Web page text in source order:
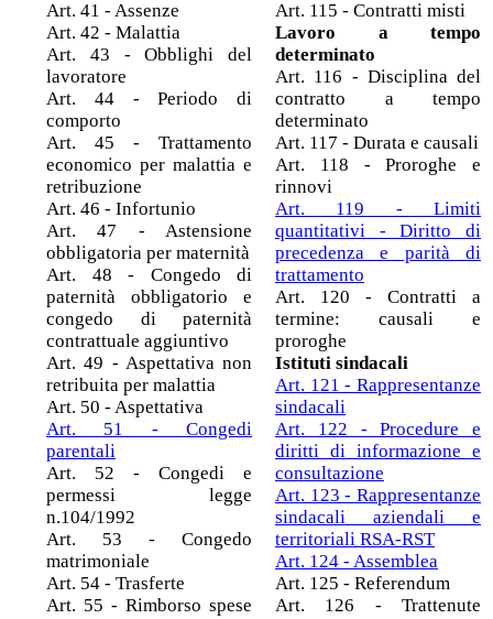
Art. 41 - Assenze
Art. 42 - Malattia
Art. 43 - Obblighi del
lavoratore
Art. 44 - Periodo di
comporto
Art. 45 - Trattamento
economico per malattia e
retribuzione
Art. 46 - Infortunio
Art. 47 - Astensione
obbligatoria per maternità
Art. 48 - Congedo di
paternità obbligatorio e
congedo di paternità
contrattuale aggiuntivo
Art. 49 - Aspettativa non
retribuita per malattia
Art. 50 - Aspettativa
Art. 51 - Congedi
parentali
Art. 52 - Congedi e
permessi legge
n.104/1992
Art. 53 - Congedo
matrimoniale
Art. 54 - Trasferte
Art. 55 - Rimborso spese
Art. 115 - Contratti misti
Lavoro a tempo
determinato
Art. 116 - Disciplina del
contratto a tempo
determinato
Art. 117 - Durata e causali
Art. 118 - Proroghe e
rinnovi
Art. 119 - Limiti
quantitativi - Diritto di
precedenza e parità di
trattamento
Art. 120 - Contratti a
termine: causali e
proroghe
Istituti sindacali
Art. 121 - Rappresentanze
sindacali
Art. 122 - Procedure e
diritti di informazione e
consultazione
Art. 123 - Rappresentanze
sindacali aziendali e
territoriali RSA-RST
Art. 124 - Assemblea
Art. 125 - Referendum
Art. 126 - Trattenute